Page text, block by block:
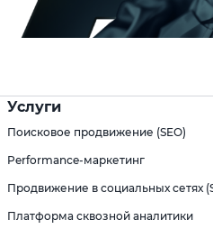
Услуги
Поисковое продвижение (SEO)
Performance-маркетинг
Продвижение в социальных сетях
Платформа сквозной аналитики